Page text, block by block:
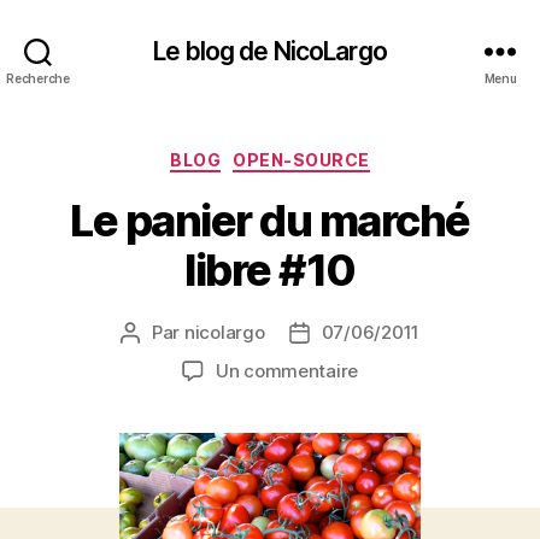
Recherche
Le blog de NicoLargo
Menu
Catégories
BLOG OPEN-SOURCE
Le panier du marché
libre #10
Auteur
l’article
Par nicolargo
Date07/06/2011
Un commentairesur
du
marché
libre
#10